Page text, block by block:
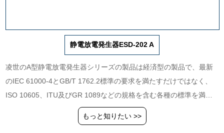
静電放電発生器ESD-202 A
凌世のA型静電放電発生器シリーズの製品は経済型の製品で、最新
のIEC 61000-4とGB/T 1762.2標準の要求を満たすだけではなく、
ISO 10605、ITU及びGR 1089などの規格を含む各種の標準を満た
して静電に対して抵抗することができます。
もっと知りたい >>